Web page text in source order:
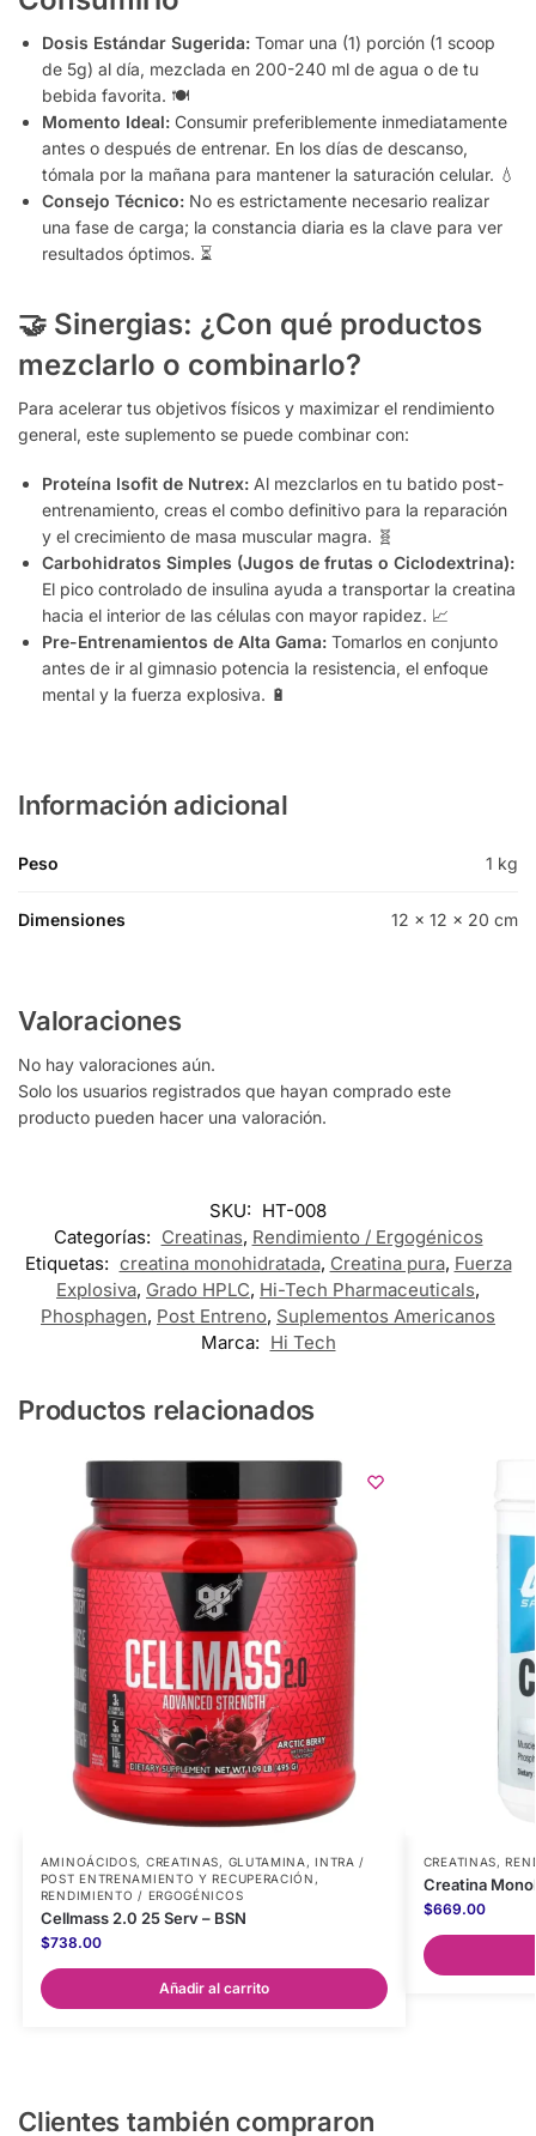
Dosis Estándar Sugerida: Tomar una (1) porción (1 scoop
de 5g) al día, mezclada en 200-240 ml de agua o de tu
bebida favorita. 🍽️
Momento Ideal: Consumir preferiblemente inmediatamente
antes o después de entrenar. En los días de descanso,
tómala por la mañana para mantener la saturación celular. 💧
Consejo Técnico: No es estrictamente necesario realizar
una fase de carga; la constancia diaria es la clave para ver
resultados óptimos. ⏳
🤝 Sinergias: ¿Con qué productos
mezclarlo o combinarlo?
Para acelerar tus objetivos físicos y maximizar el rendimiento
general, este suplemento se puede combinar con:
Proteína Isofit de Nutrex: Al mezclarlos en tu batido post-
entrenamiento, creas el combo definitivo para la reparación
y el crecimiento de masa muscular magra. 🧬
Carbohidratos Simples (Jugos de frutas o Ciclodextrina):
El pico controlado de insulina ayuda a transportar la creatina
hacia el interior de las células con mayor rapidez. 📈
Pre-Entrenamientos de Alta Gama: Tomarlos en conjunto
antes de ir al gimnasio potencia la resistencia, el enfoque
mental y la fuerza explosiva. 🔋
Información adicional
Peso 1 kg
Dimensiones 12 × 12 × 20 cm
Valoraciones
No hay valoraciones aún.
Solo los usuarios registrados que hayan comprado este
producto pueden hacer una valoración.
SKU: HT-008
Categorías: Creatinas, Rendimiento / Ergogénicos
Etiquetas: creatina monohidratada, Creatina pura, Fuerza
Explosiva, Grado HPLC, Hi-Tech Pharmaceuticals,
Phosphagen, Post Entreno, Suplementos Americanos
Marca: Hi Tech
Productos relacionados
AMINOÁCIDOS, CREATINAS, GLUTAMINA ,INTRA /
POST ENTRENAMIENTO Y RECUPERACIÓN ,
RENDIMIENTO / ERGOGÉNICOS
Cellmass 2.0 25 Serv – BSN
$738.00
Añadir al carrito
CREATINAS,
Creatina
$669.00
Clientes también compraron